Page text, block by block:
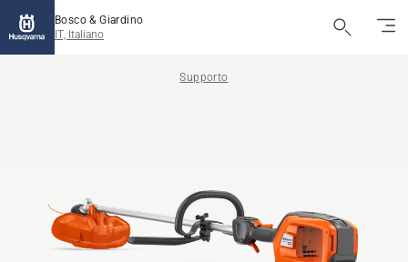
Bosco & Giardino
IT, Italiano
Supporto